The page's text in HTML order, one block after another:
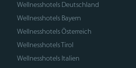
Wellnesshotels Deutschland
Wellnesshotels Bayern
Wellnesshotels Österreich
Wellnesshotels Tirol
Wellnesshotels Italien